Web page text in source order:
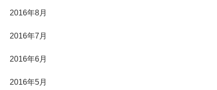
2016年8月
2016年7月
2016年6月
2016年5月